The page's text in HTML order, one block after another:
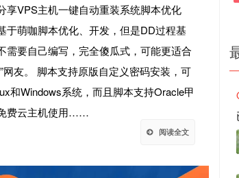
享VPS主机一键自动重装系统脚本优化
于萌咖脚本优化、开发，但是DD过程基
需要自己编写，完全傻瓜式，可能更适合
网友。 脚本支持原版自定义密码安装，可
和Windows系统，而且脚本支持Oracle甲
费云主机使用……
阅读全文